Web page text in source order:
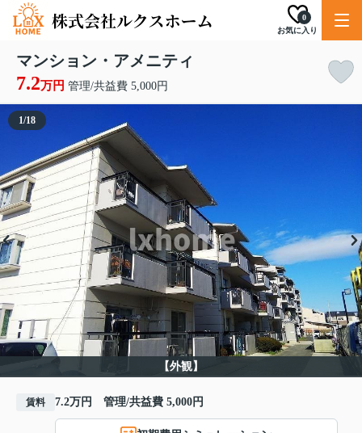
お気に入り
0
マンション・アメニティ
7.2万円 管理/共益費 5,000円
【外観】
1/18
賃料 7.2万円 管理/共益費 5,000円